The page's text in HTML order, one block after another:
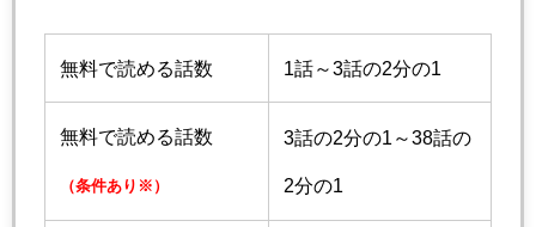
無料で読める話数 1話～3話の2分の1
無料で読める話数
（条件あり※）
3話の2分の1～38話の
2分の1